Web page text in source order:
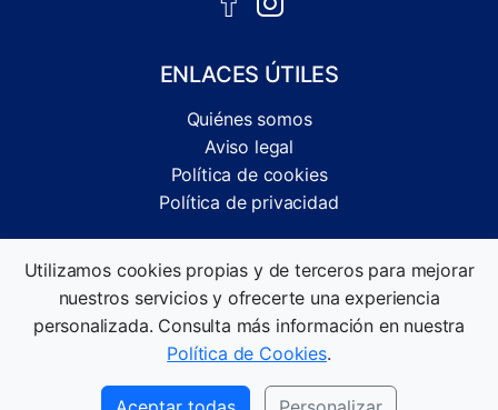
ENLACES ÚTILES
Quiénes somos
Aviso legal
Política de cookies
Política de privacidad
informativas.
©2026 Comparandonos. Todos los derechos reservados.
Utilizamos cookies propias y de terceros para mejorar
nuestros servicios y ofrecerte una experiencia
personalizada. Consulta más información en nuestra
Política de Cookies.